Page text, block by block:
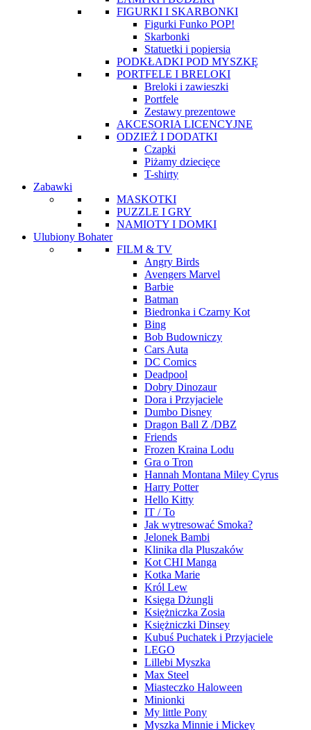
FIGURKI I SKARBONKI
Figurki Funko POP!
Skarbonki
Statuetki i popiersia
PODKŁADKI POD MYSZKĘ
PORTFELE I BRELOKI
Breloki i zawieszki
Portfele
Zestawy prezentowe
AKCESORIA LICENCYJNE
ODZIEŻ I DODATKI
Czapki
Piżamy dziecięce
T-shirty
Zabawki
MASKOTKI
PUZZLE I GRY
NAMIOTY I DOMKI
Ulubiony Bohater
FILM & TV
Angry Birds
Avengers Marvel
Barbie
Batman
Biedronka i Czarny Kot
Bing
Bob Budowniczy
Cars Auta
DC Comics
Deadpool
Dobry Dinozaur
Dora i Przyjaciele
Dumbo Disney
Dragon Ball Z /DBZ
Friends
Frozen Kraina Lodu
Gra o Tron
Hannah Montana Miley Cyrus
Harry Potter
Hello Kitty
IT / To
Jak wytresować Smoka?
Jelonek Bambi
Klinika dla Pluszaków
Kot CHI Manga
Kotka Marie
Król Lew
Księga Dżungli
Księżniczka Zosia
Księżniczki Dinsey
Kubuś Puchatek i Przyjaciele
LEGO
Lillebi Myszka
Max Steel
Miasteczko Haloween
Minionki
My little Pony
Myszka Minnie i Mickey